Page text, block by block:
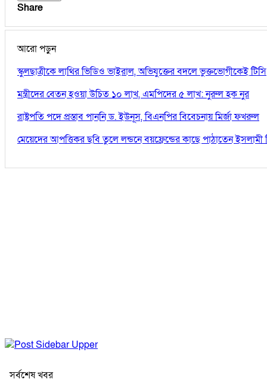
Share
আরো পড়ুন
স্কুলছাত্রীকে লাথির ভিডিও ভাইরাল, অভিযুক্তের বদলে ভুক্তভোগীকেই টিসি
মন্ত্রীদের বেতন হওয়া উচিত ১০ লাখ, এমপিদের ৫ লাখ: নুরুল হক নুর
রাষ্ট্রপতি পদে প্রস্তাব পাননি ড. ইউনূস, বিএনপির বিবেচনায় মির্জা ফখরুল
মেয়েদের আপত্তিকর ছবি তুলে লন্ডনে বয়ফ্রেন্ডের কাছে পাঠাতেন ইসলামী
সর্বশেষ খবর